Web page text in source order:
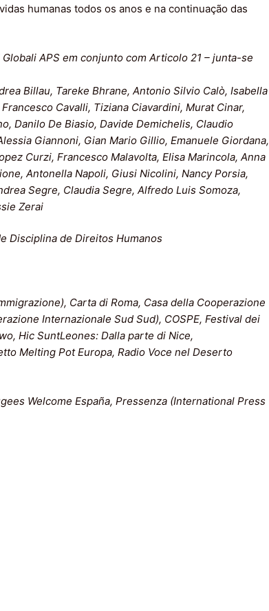
humanas todos os anos e na continuação das
APS em conjunto com Articolo 21 – junta-se
Billau, Tareke Bhrane, Antonio Silvio Calò, Isabella
Cavalli, Tiziana Ciavardini, Murat Cinar,
Danilo De Biasio, Davide Demichelis, Claudio
Giannoni, Gian Mario Gillio, Emanuele Giordana,
Curzi, Francesco Malavolta, Elisa Marincola, Anna
Antonella Napoli, Giusi Nicolini, Nancy Porsia,
Segre, Claudia Segre, Alfredo Luis Somoza,
Zerai
Disciplina de Direitos Humanos
Carta di Roma, Casa della Cooperazione
Internazionale Sud Sud), COSPE, Festival dei
Hic SuntLeones: Dalla parte di Nice,
Melting Pot Europa, Radio Voce nel Deserto
Welcome España, Pressenza (International Press